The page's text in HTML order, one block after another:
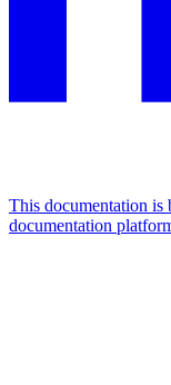
This documentation
documentation